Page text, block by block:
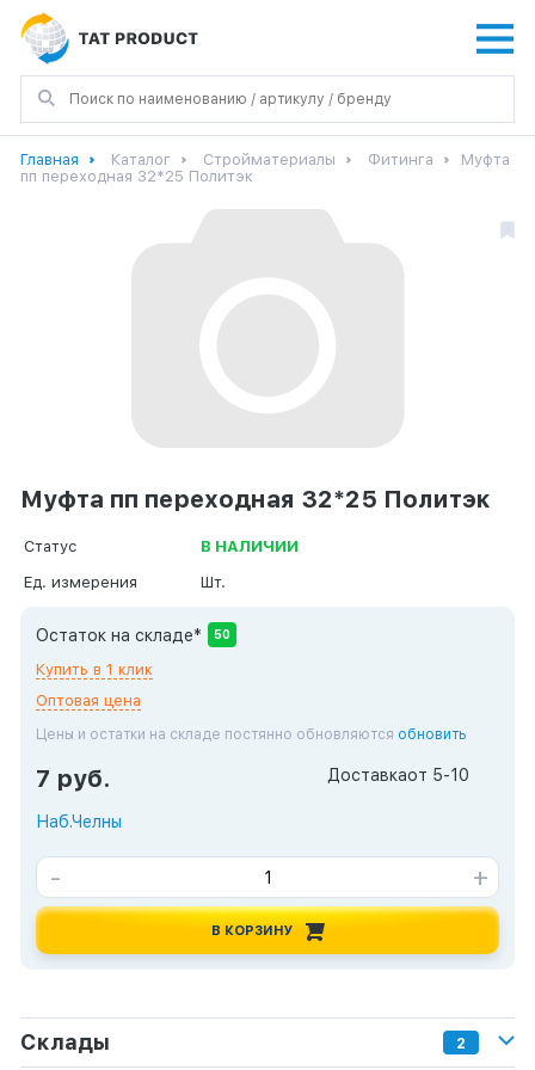
Главная Каталог Стройматериалы Фитинга
Муфта
пп переходная 32*25 Политэк
Муфта пп переходная 32*25 Политэк
Статус
В НАЛИЧИИ
Ед. измерения
Шт.
Остаток на складе* 50
Купить в 1 клик
Оптовая цена
Цены и остатки на складе постянно обновляются обновить
7 руб. Доставкаот 5-10
Наб.Челны
- +
В КОРЗИНУ
Склады 2